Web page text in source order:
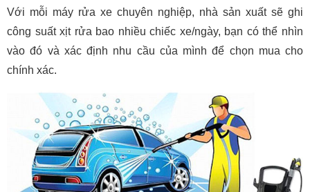
Với mỗi máy rửa xe chuyên nghiệp, nhà sản xuất sẽ ghi
công suất xịt rửa bao nhiều chiếc xe/ngày, bạn có thể nhìn
vào đó và xác định nhu cầu của mình để chọn mua cho
chính xác.